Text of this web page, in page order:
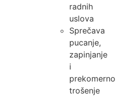
radnih
uslova
Sprečava
pucanje,
zapinjanje
i
prekomerno
trošenje